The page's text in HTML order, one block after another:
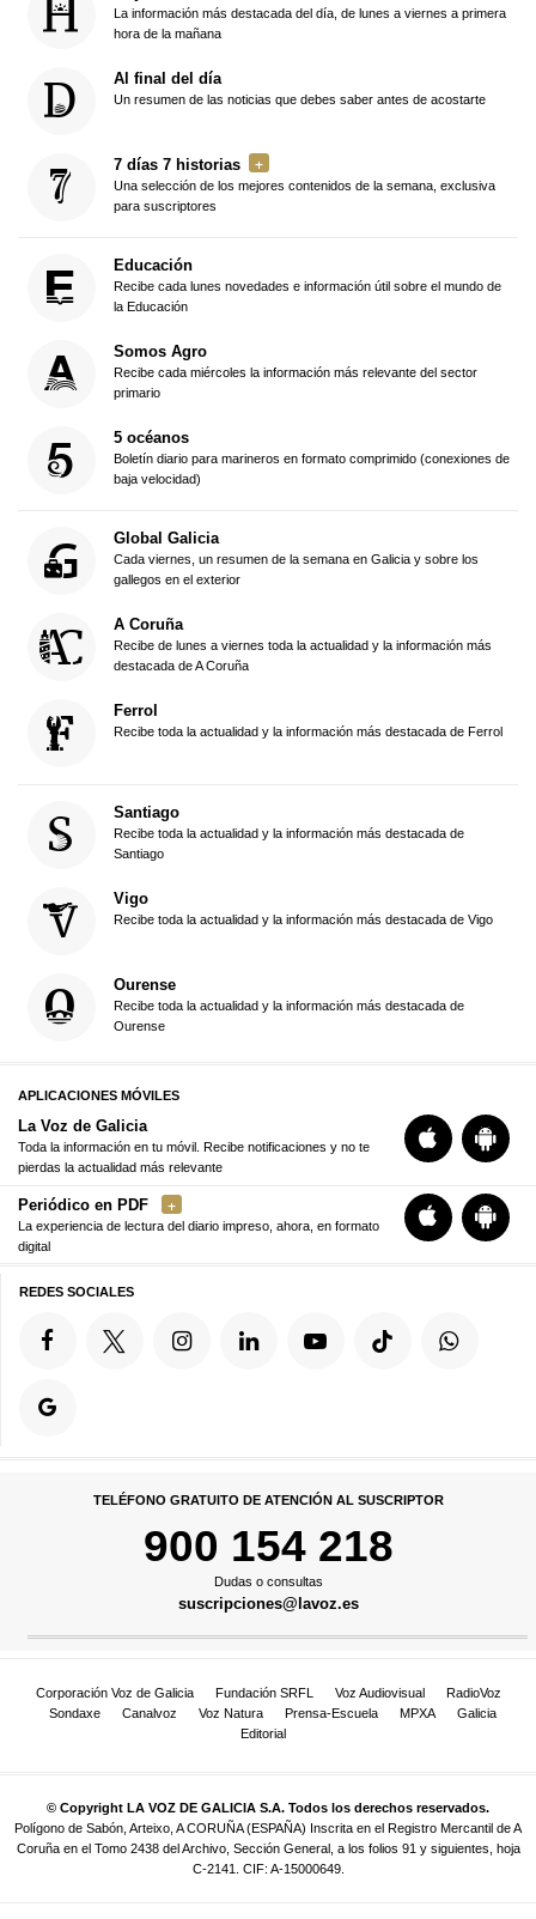
La información más destacada del día, de lunes a viernes a primera
hora de la mañana
Al final del día
Un resumen de las noticias que debes saber antes de acostarte
7 días 7 historias
Una selección de los mejores contenidos de la semana, exclusiva
para suscriptores
Educación
Recibe cada lunes novedades e información útil sobre el mundo de
la Educación
Somos Agro
Recibe cada miércoles la información más relevante del sector
primario
5 océanos
Boletín diario para marineros en formato comprimido (conexiones de
baja velocidad)
Global Galicia
Cada viernes, un resumen de la semana en Galicia y sobre los
gallegos en el exterior
A Coruña
Recibe de lunes a viernes toda la actualidad y la información más
destacada de A Coruña
Ferrol
Recibe toda la actualidad y la información más destacada de Ferrol
Santiago
Recibe toda la actualidad y la información más destacada de
Santiago
Vigo
Recibe toda la actualidad y la información más destacada de Vigo
Ourense
Recibe toda la actualidad y la información más destacada de
Ourense
APLICACIONES MÓVILES
La Voz de Galicia
Toda la información en tu móvil. Recibe notificaciones y no te
pierdas la actualidad más relevante
Periódico en PDF
La experiencia de lectura del diario impreso, ahora, en formato
digital
REDES SOCIALES
TELÉFONO GRATUITO DE ATENCIÓN AL SUSCRIPTOR
900 154 218
Dudas o consultas
suscripciones@lavoz.es
Corporación Voz de Galicia Fundación SRFL Voz Audiovisual
RadioVoz
Sondaxe
Canalvoz Voz Natura Prensa-Escuela MPXA
Galicia
Editorial
© Copyright LA VOZ DE GALICIA S.A. Todos los derechos reservados.
Polígono de Sabón, Arteixo, A CORUÑA (ESPAÑA) Inscrita en el Registro Mercantil de A
Coruña en el Tomo 2438 del Archivo, Sección General, a los folios 91 y siguientes, hoja
C-2141. CIF: A-15000649.